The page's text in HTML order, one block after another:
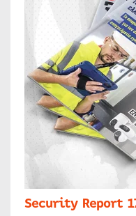
Security Report